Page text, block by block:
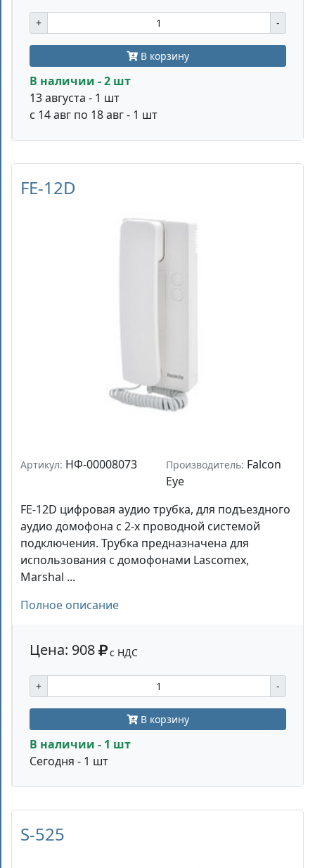
+ -
В корзину
В наличии - 2 шт
13 августа - 1 шт
с 14 авг по 18 авг - 1 шт
FE-12D
Артикул: НФ-00008073 Производитель: Falcon
Eye
FE-12D цифровая аудио трубка, для подъездного
аудио домофона с 2-х проводной системой
подключения. Трубка предназначена для
использования с домофонами Lascomex,
Marshal ...
Полное описание
Цена: 908 с НДС
+ -
В корзину
В наличии - 1 шт
Сегодня - 1 шт
S-525